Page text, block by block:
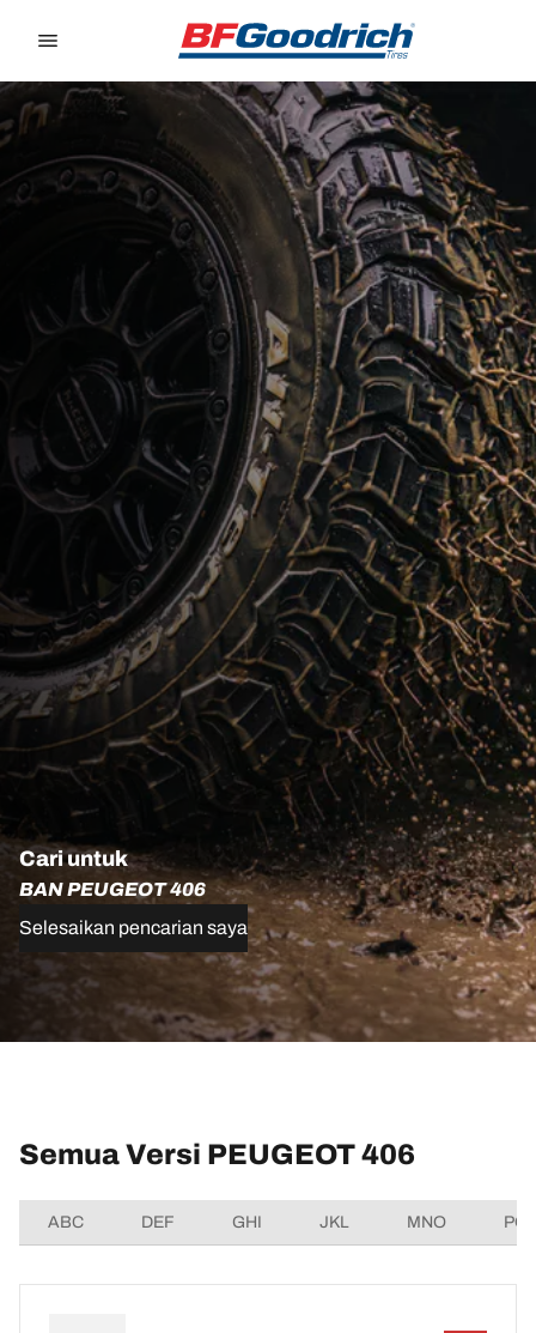
Cari untuk
BAN PEUGEOT 406
Selesaikan pencarian saya
Semua Versi PEUGEOT 406
ABC DEF GHI JKL MNO